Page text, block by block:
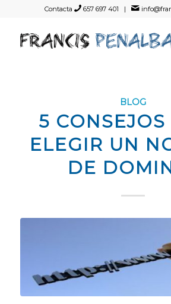
Contacta 657 697 401 |
BLOG
5
ELEGIR UN
DE